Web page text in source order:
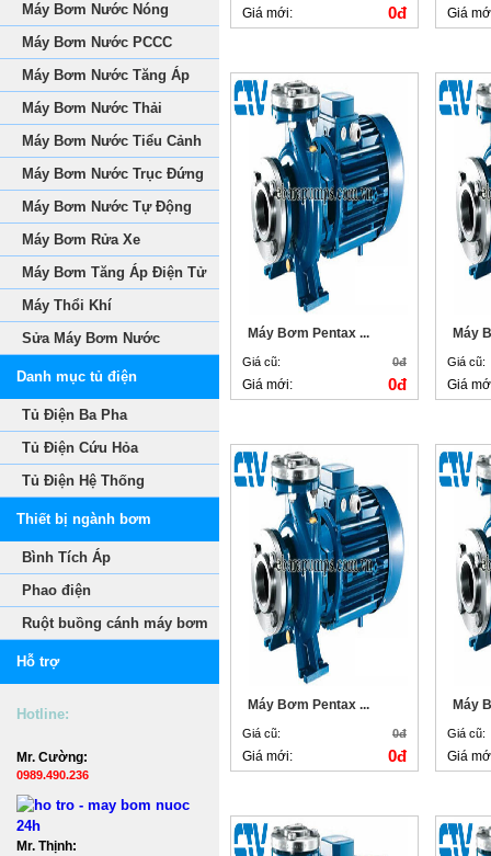
Máy Bơm Nước Nóng
Máy Bơm Nước PCCC
Máy Bơm Nước Tăng Áp
Máy Bơm Nước Thải
Máy Bơm Nước Tiểu Cảnh
Máy Bơm Nước Trục Đứng
Máy Bơm Nước Tự Động
Máy Bơm Rửa Xe
Máy Bơm Tăng Áp Điện Tử
Máy Thổi Khí
Sửa Máy Bơm Nước
Danh mục tủ điện
Tủ Điện Ba Pha
Tủ Điện Cứu Hỏa
Tủ Điện Hệ Thống
Thiết bị ngành bơm
Bình Tích Áp
Phao điện
Ruột buồng cánh máy bơm
Hỗ trợ
Hotline:
Mr. Cường:
0989.490.236
Mr. Thịnh:
Giá mới: 0đ Giá
Máy Bơm Pentax ...
Giá cũ: 0đ
Giá mới: 0đ
Máy
Giá cũ:
Giá
Máy Bơm Pentax ...
Giá cũ: 0đ
Giá mới: 0đ
Máy
Giá cũ:
Giá